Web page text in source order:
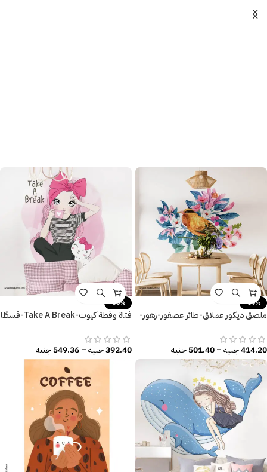
-39%
ملصق ديكور عملاق-طائر عصفور-زهور-
414.20جنيه–
501.40جنيه
-30%
فتاة وقطة كيوت-Take A Break-قسطًا
392.40جنيه–
549.36جنيه